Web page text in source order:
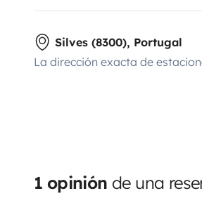
Silves (8300), Portugal
La dirección exacta de
1 opinión de una